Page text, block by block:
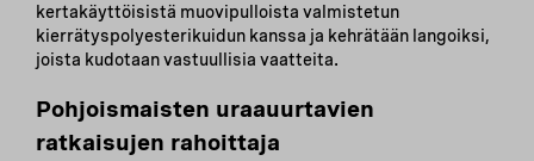
kertakäyttöisistä muovipulloista valmistetun
kierrätyspolyesterikuidun kanssa ja kehrätään langoiksi,
joista kudotaan vastuullisia vaatteita.
Pohjoismaisten uraauurtavien
ratkaisujen rahoittaja